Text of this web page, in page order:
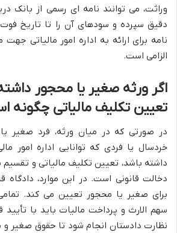
وراثت، می توانند نامه ای رسمی از بانک
دقیق سپرده و سودهای آن را تا تاریخ
نامه برای ارائه به اداره امور مالیاتی
الزامی است.
اگر ورثه صغیر یا محجور
تعیین تکلیف مالیاتی چگونه
در صورتی که در میان ورثه، فرد صغیر
خردسال یا فردی که توانایی اداره امور
داشته باشد، تعیین تکلیف مالیاتی و تقسیم
دخالت قانونی است. در این موارد، دادگاه
برای صغیر یا محجور تعیین می کند.
سهم الارث و پرداخت مالیات باید با تأیید
نظارت دادستان انجام شود تا حقوق صغیر و